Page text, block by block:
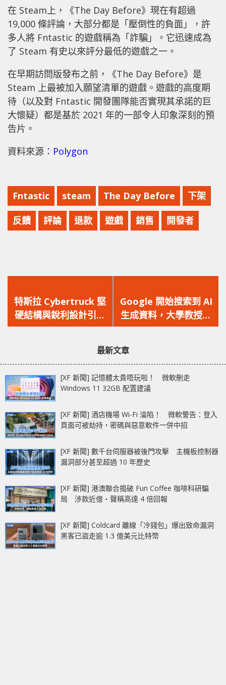
在 Steam上，《The Day Before》現在有超過
19,000 條評論，大部分都是「壓倒性的負面」，許
多人將 Fntastic 的遊戲稱為「詐騙」。它迅速成為
了 Steam 有史以來評分最低的遊戲之一。
在早期訪問版發布之前，《The Day Before》是
Steam 上最被加入願望清單的遊戲。遊戲的高度期
待（以及對 Fntastic 開發團隊能否實現其承諾的巨
大懷疑）都是基於 2021 年的一部令人印象深刻的預
告片。
資料來源： Polygon
Fntastic steam The Day Before 下架
反饋 評論 退款 遊戲 銷售 開發者
一
篇
文
特斯拉 Cybertruck 堅
硬結構與銳利設計引發
專家安全疑慮！
一
篇
文
Google 開始搜索到 AI
生成資料，大學教授指
「別再相信你在網上找
最新文章
[XF 新聞] 記憶體太貴唔玩啦！ 微軟刪走
Windows 11 32GB 配置建議
[XF 新聞] 酒店機場 Wi-Fi 淪陷！ 微軟警告：登入
頁面可被劫持，密碼與惡意軟件一併中招
[XF 新聞] 數千台伺服器被後門攻擊 主機板控制器
漏洞部分甚至超過 10 年歷史
[XF 新聞] 港澳聯合搗破 Fun Coffee 咖啡科研騙
局 涉款近億‧聲稱高達 4 倍回報
[XF 新聞] Coldcard 離線「冷錢包」爆出致命漏洞
黑客已盜走逾 1.3 億美元比特幣